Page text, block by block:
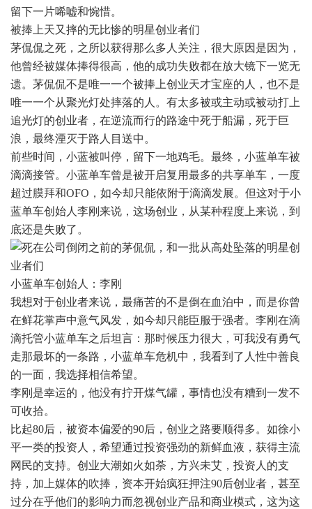
留下一片唏嘘和惋惜。
被捧上天又摔的无比惨的明星创业者们
茅侃侃之死，之所以获得那么多人关注，很大原因是因为，
他曾经被媒体捧得很高，他的成功失败都在放大镜下一览无
遗。茅侃侃不是唯一一个被捧上创业天才宝座的人，也不是
唯一一个从聚光灯处摔落的人。有太多被或主动或被动打上
追光灯的创业者，在逆流而行的路途中死于船漏，死于巨
浪，最终湮灭于路人目送中。
前些时间，小蓝被叫停，留下一地鸡毛。最终，小蓝单车被
滴滴接管。小蓝单车曾是被开启复用最多的共享单车，一度
超过膜拜和OFO，如今却只能依附于滴滴发展。但这对于小
蓝单车创始人李刚来说，这场创业，从某种程度上来说，到
底还是失败了。
小蓝单车创始人：李刚
我想对于创业者来说，最痛苦的不是倒在血泊中，而是你曾
在鲜花掌声中意气风发，如今却只能臣服于强者。李刚在滴
滴托管小蓝单车之后坦言：那时候压力很大，可我没有勇气
走那最坏的一条路，小蓝单车危机中，我看到了人性中善良
的一面，我选择相信希望。
李刚是幸运的，他没有拧开煤气罐，事情也没有糟到一发不
可收拾。
比起80后，被资本偏爱的90后，创业之路要顺得多。如徐小
平一类的投资人，希望通过投资强劲的新鲜血液，获得主流
网民的支持。创业大潮如火如荼，方兴未艾，投资人的支
持，加上媒体的吹捧，资本开始疯狂押注90后创业者，甚至
过分在乎他们的影响力而忽视创业产品和商业模式，这为这